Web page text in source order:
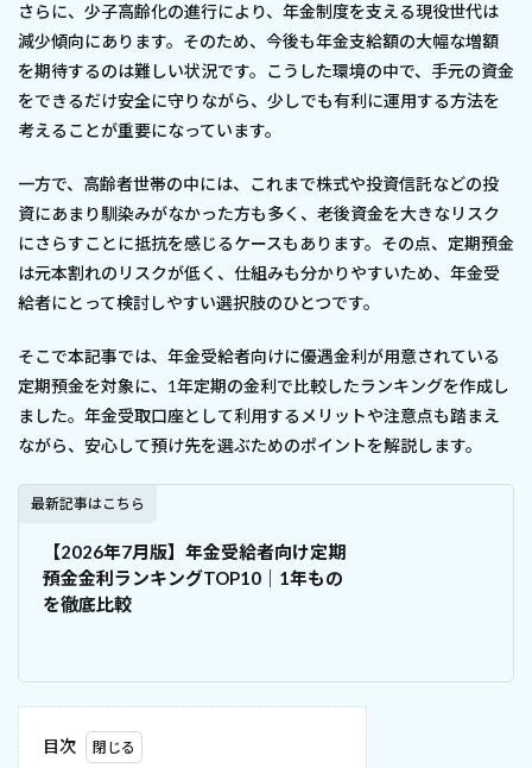
さらに、少子高齢化の進行により、年金制度を支える現役世代は
減少傾向にあります。そのため、今後も年金支給額の大幅な増額
を期待するのは難しい状況です。こうした環境の中で、手元の資金
をできるだけ安全に守りながら、少しでも有利に運用する方法を
考えることが重要になっています。
一方で、高齢者世帯の中には、これまで株式や投資信託などの投
資にあまり馴染みがなかった方も多く、老後資金を大きなリスク
にさらすことに抵抗を感じるケースもあります。その点、定期預金
は元本割れのリスクが低く、仕組みも分かりやすいため、年金受
給者にとって検討しやすい選択肢のひとつです。
そこで本記事では、年金受給者向けに優遇金利が用意されている
定期預金を対象に、1年定期の金利で比較したランキングを作成し
ました。年金受取口座として利用するメリットや注意点も踏まえ
ながら、安心して預け先を選ぶためのポイントを解説します。
最新記事はこちら
【2026年7月版】年金受給者向け定期
預金金利ランキングTOP10｜1年もの
を徹底比較
目次